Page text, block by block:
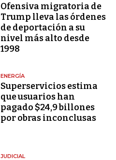
Ofensiva migratoria de
Trump lleva las órdenes
de deportación a su
nivel más alto desde
1998
ENERGÍA
Superservicios estima
que usuarios han
pagado $24,9 billones
por obras inconclusas
JUDICIAL